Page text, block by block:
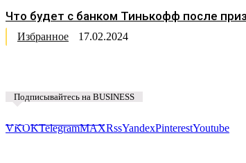
Что будет с банком Тинькофф после
Избранное 17.02.2024
Подписывайтесь на BUSINESS
VKOKTelegramMAXRssYandexPinterestYoutube